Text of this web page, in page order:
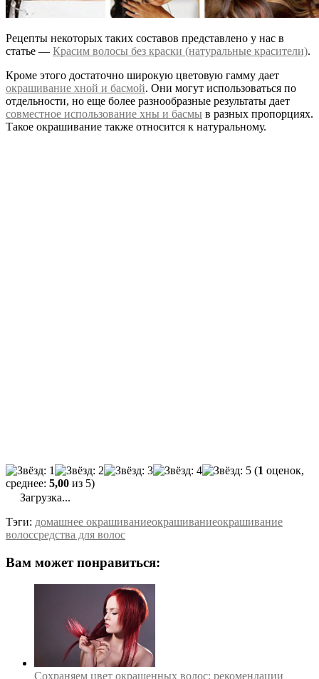
Рецепты некоторых таких составов представлено у нас в
статье — Красим волосы без краски (натуральные красители).
Кроме этого достаточно широкую цветовую гамму дает
окрашивание хной и басмой. Они могут использоваться по
отдельности, но еще более разнообразные результаты дает
совместное использование хны и басмы в разных пропорциях.
Такое окрашивание также относится к натуральному.
(1 оценок,
среднее: 5,00 из 5)
Загрузка...
Тэги: домашнее окрашиваниеокрашиваниеокрашивание
волоссредства для волос
Вам может понравиться:
Сохраняем цвет окрашенных волос: рекомендации